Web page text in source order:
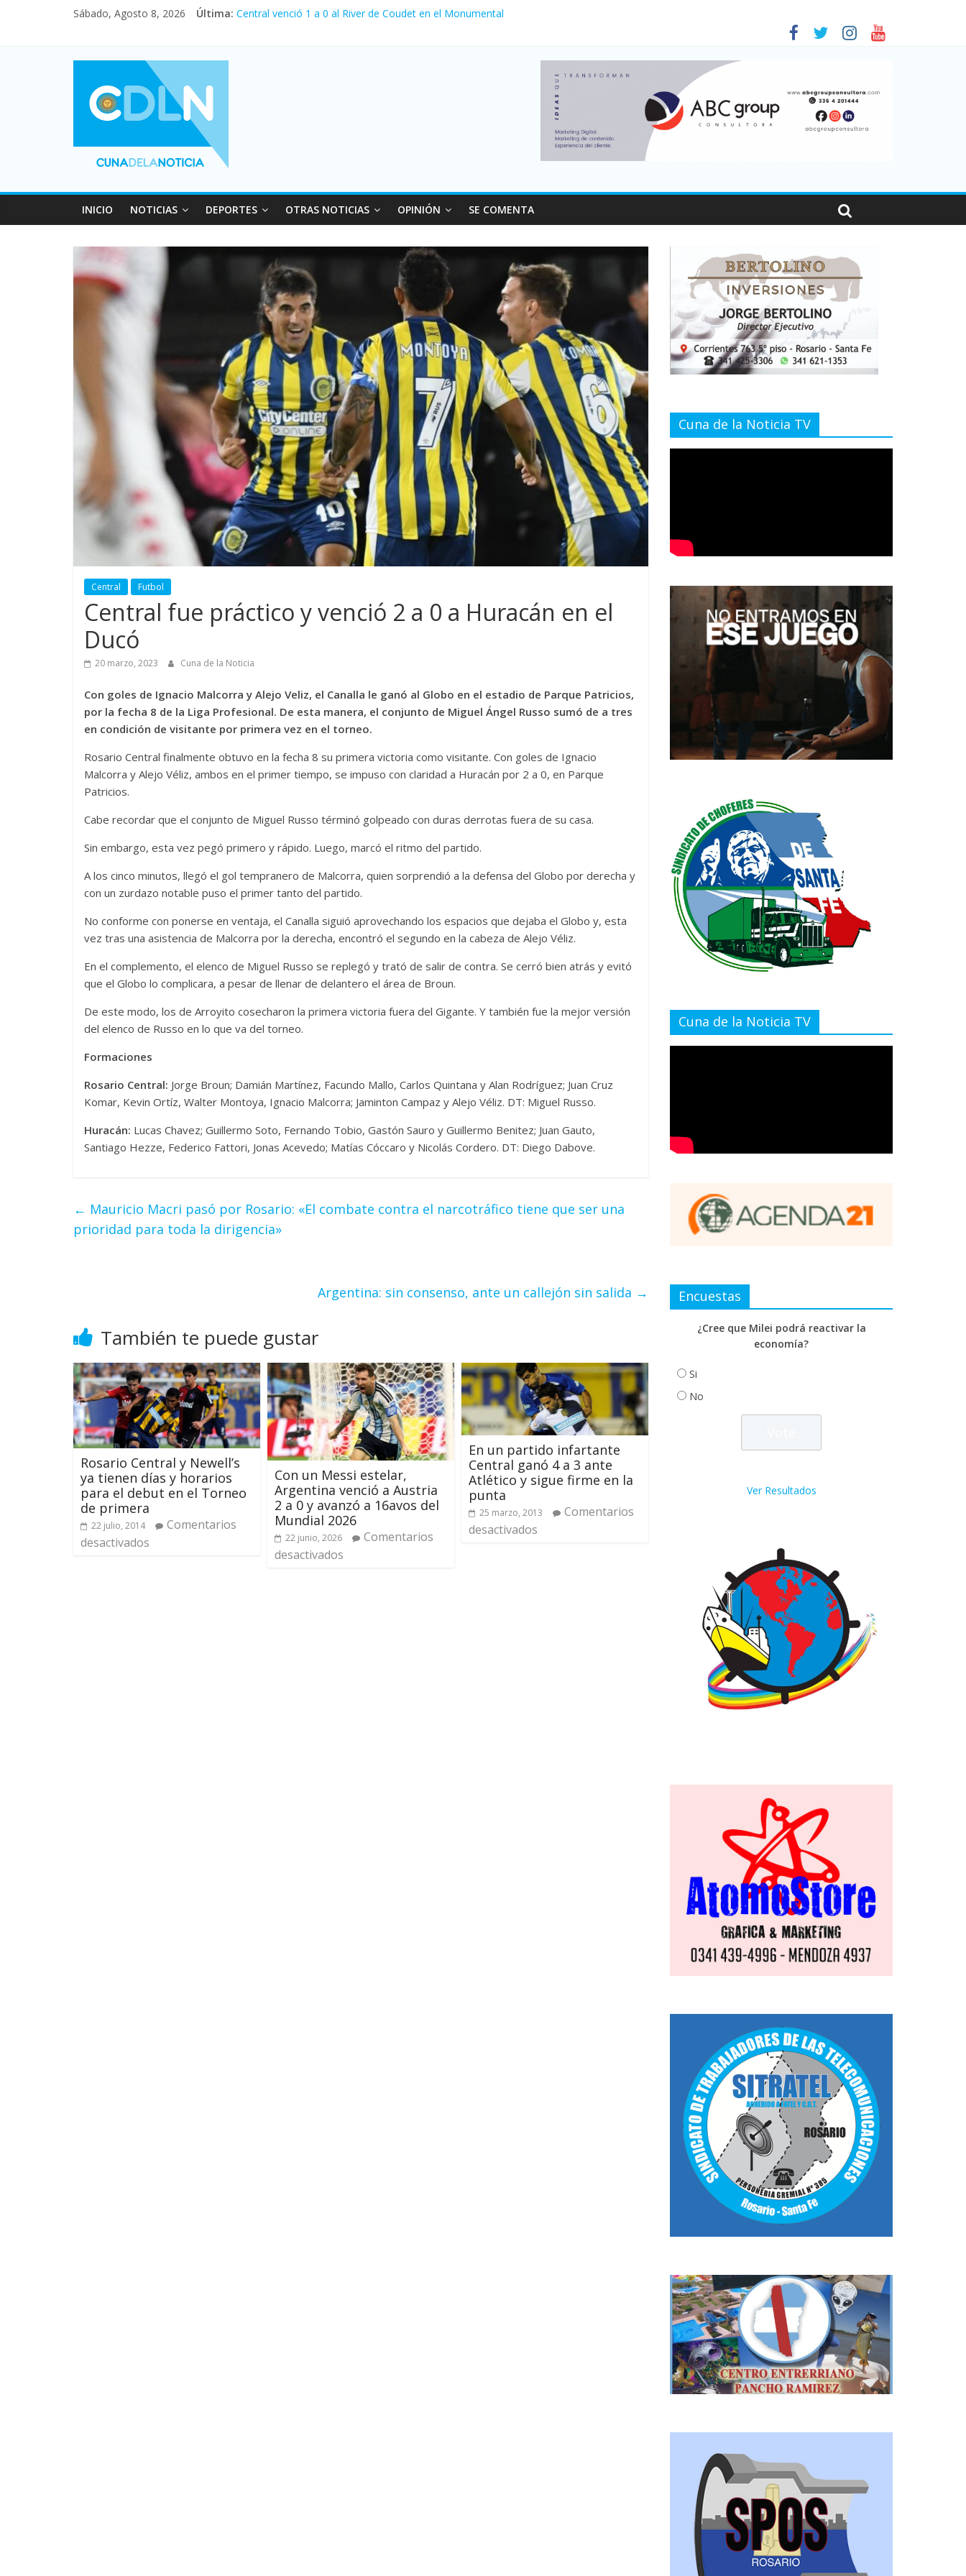
Sábado, Agosto 8, 2026 Última: Central venció 1 a 0 al River de Coudet en el Monumental
Vacaciones de invierno con más movimiento y consumo turístico: 4,6 millones de personas viajaron por el país, un 5,9% más que en 2025
Fuerte caída de la venta de autos usados en julio: bajó un 12,6% interanual
INICIO NOTICIAS DEPORTES OTRAS NOTICIAS OPINIÓN SE COMENTA
Central Futbol
Central fue práctico y venció 2 a 0 a Huracán en el
Ducó
20 marzo, 2023 Cuna de la Noticia
Con goles de Ignacio Malcorra y Alejo Veliz, el Canalla le ganó al Globo en el estadio de Parque Patricios,
por la fecha 8 de la Liga Profesional. De esta manera, el conjunto de Miguel Ángel Russo sumó de a tres
en condición de visitante por primera vez en el torneo.
Rosario Central finalmente obtuvo en la fecha 8 su primera victoria como visitante. Con goles de Ignacio
Malcorra y Alejo Véliz, ambos en el primer tiempo, se impuso con claridad a Huracán por 2 a 0, en Parque
Patricios.
Cabe recordar que el conjunto de Miguel Russo términó golpeado con duras derrotas fuera de su casa.
Sin embargo, esta vez pegó primero y rápido. Luego, marcó el ritmo del partido.
A los cinco minutos, llegó el gol tempranero de Malcorra, quien sorprendió a la defensa del Globo por derecha y
con un zurdazo notable puso el primer tanto del partido.
No conforme con ponerse en ventaja, el Canalla siguió aprovechando los espacios que dejaba el Globo y, esta
vez tras una asistencia de Malcorra por la derecha, encontró el segundo en la cabeza de Alejo Véliz.
En el complemento, el elenco de Miguel Russo se replegó y trató de salir de contra. Se cerró bien atrás y evitó
que el Globo lo complicara, a pesar de llenar de delantero el área de Broun.
De este modo, los de Arroyito cosecharon la primera victoria fuera del Gigante. Y también fue la mejor versión
del elenco de Russo en lo que va del torneo.
Formaciones
Rosario Central: Jorge Broun; Damián Martínez, Facundo Mallo, Carlos Quintana y Alan Rodríguez; Juan Cruz
Komar, Kevin Ortíz, Walter Montoya, Ignacio Malcorra; Jaminton Campaz y Alejo Véliz. DT: Miguel Russo.
Huracán: Lucas Chavez; Guillermo Soto, Fernando Tobio, Gastón Sauro y Guillermo Benitez; Juan Gauto,
Santiago Hezze, Federico Fattori, Jonas Acevedo; Matías Cóccaro y Nicolás Cordero. DT: Diego Dabove.
← Mauricio Macri pasó por Rosario: «El combate contra el narcotráfico tiene que ser una
prioridad para toda la dirigencia»
Argentina: sin consenso, ante un callejón sin salida →
También te puede gustar
Rosario Central y Newell’s
ya tienen días y horarios
para el debut en el Torneo
de primera
22 julio, 2014
Comentarios
desactivados
Con un Messi estelar,
Argentina venció a Austria
2 a 0 y avanzó a 16avos del
Mundial 2026
22 junio, 2026
Comentarios
desactivados
En un partido infartante
Central ganó 4 a 3 ante
Atlético y sigue firme en la
punta
25 marzo, 2013
Comentarios
desactivados
Cuna de la Noticia TV
Cuna de la Noticia TV
Encuestas
¿Cree que Milei podrá reactivar la
economía?
Si
No
Ver Resultados